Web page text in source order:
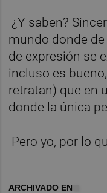
¿Y saben?
mundo donde
de expresión se
incluso es
retratan) que en
donde la única
Pero yo, por lo
ARCHIVADO EN